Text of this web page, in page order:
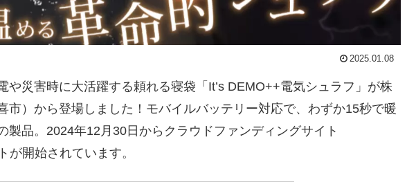
2025.01.08
や災害時に大活躍する頼れる寝袋「It’s DEMO++電気シュラフ」が株
市）から登場しました！モバイルバッテリー対応で、わずか15秒で暖
製品。2024年12月30日からクラウドファンディングサイト
が開始されています。